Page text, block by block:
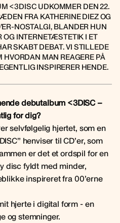
<3DISC UDKOMMER DEN 22.
FRA KATHERINE DIEZ OG
NOSTALGI, BLANDER HUN
OG INTERNETÆSTETIK I ET
SKABT DEBAT. VI STILLEDE
HVORDAN MAN REAGERE PÅ
INSPIRERER HENDE.
debutalbum <3DISC –
for dig?
selvfølgelig hjertet, som en
henviser til CD’er, som
er det et ordspil for en
disc fyldt med minder,
inspireret fra 00’erne
hjerte i digital form - en
og stemninger.